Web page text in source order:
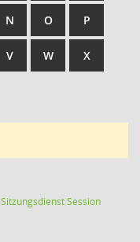
N O P
V W X
SitzungsdienstSession(Wird in